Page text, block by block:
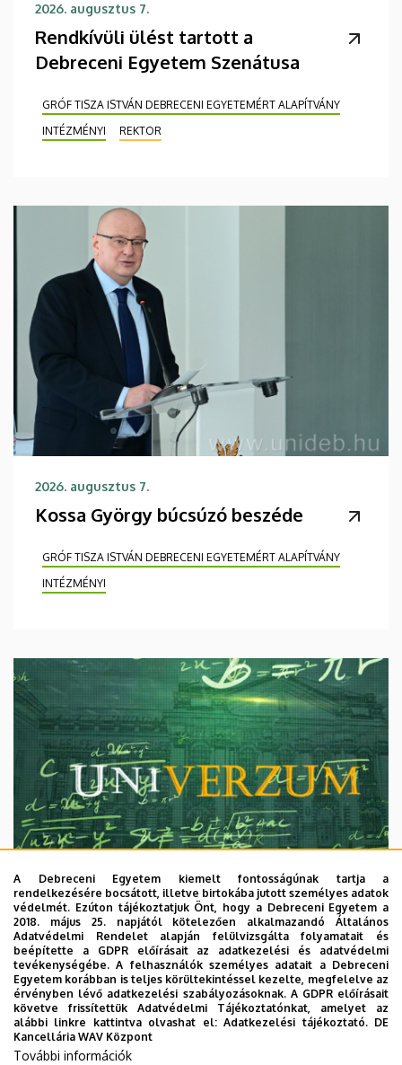
2026. augusztus 7.
Rendkívüli ülést tartott a
Debreceni Egyetem Szenátusa
GRÓF TISZA ISTVÁN DEBRECENI EGYETEMÉRT ALAPÍTVÁNY
INTÉZMÉNYI
REKTOR
2026. augusztus 7.
Kossa György búcsúzó beszéde
GRÓF TISZA ISTVÁN DEBRECENI EGYETEMÉRT ALAPÍTVÁNY
INTÉZMÉNYI
2026. augusztus 7.
Univerzum: A Debreceni Egyetem
titkos receptjei
KUTATÁS TUDOMÁNY
A Debreceni Egyetem kiemelt fontosságúnak tartja a
rendelkezésére bocsátott, illetve birtokába jutott személyes adatok
védelmét. Ezúton tájékoztatjuk Önt, hogy a Debreceni Egyetem a
2018. május 25. napjától kötelezően alkalmazandó Általános
Adatvédelmi Rendelet alapján felülvizsgálta folyamatait és
beépítette a GDPR előírásait az adatkezelési és adatvédelmi
tevékenységébe. A felhasználók személyes adatait a Debreceni
Egyetem korábban is teljes körültekintéssel kezelte, megfelelve az
érvényben lévő adatkezelési szabályozásoknak. A GDPR előírásait
követve frissítettük Adatvédelmi Tájékoztatónkat, amelyet az
alábbi linkre kattintva olvashat el:Adatkezelési tájékoztató. DE
Kancellária WAV Központ
További információk